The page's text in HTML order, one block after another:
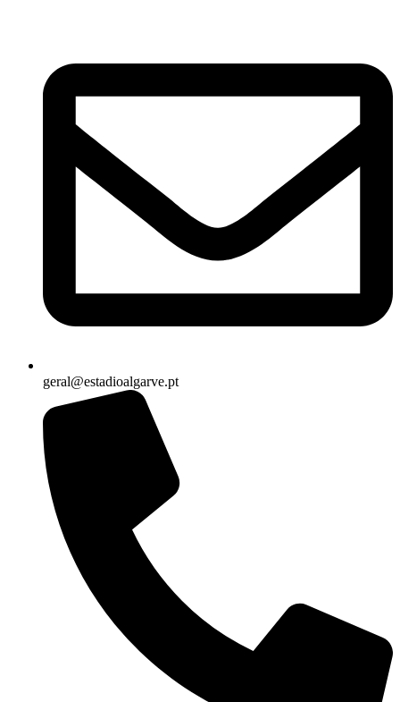
geral@estadioalgarve.pt